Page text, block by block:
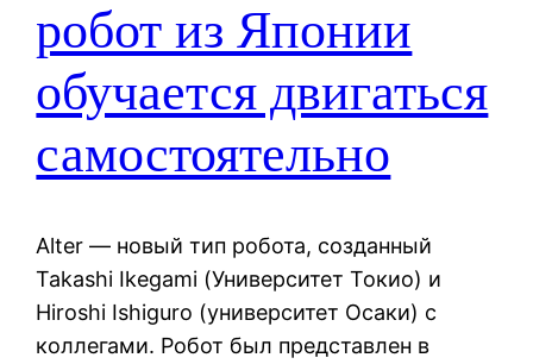
робот из Японии
обучается двигаться
самостоятельно
Alter — новый тип робота, созданный
Takashi Ikegami (Университет Токио) и
Hiroshi Ishiguro (университет Осаки) с
коллегами. Робот был представлен в